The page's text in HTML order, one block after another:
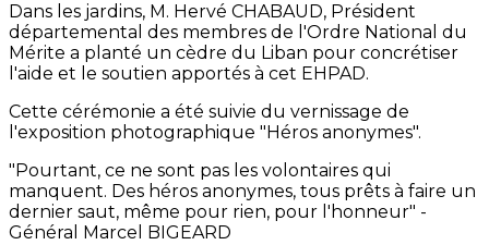
Dans les jardins, M. Hervé CHABAUD, Président
départemental des membres de l'Ordre National du
Mérite a planté un cèdre du Liban pour concrétiser
l'aide et le soutien apportés à cet EHPAD.
Cette cérémonie a été suivie du vernissage de
l'exposition photographique "Héros anonymes".
"Pourtant, ce ne sont pas les volontaires qui
manquent. Des héros anonymes, tous prêts à faire un
dernier saut, même pour rien, pour l'honneur" -
Général Marcel BIGEARD